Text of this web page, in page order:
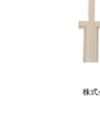
株式